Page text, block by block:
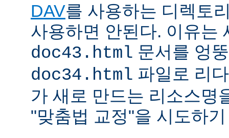
DAV를 사용하는 디렉토
사용하면 안된다. 이유는
doc43.html 문서를 엉
doc34.html 파일로 리
가 새로 만드는 리소스명
"맞춤법 교정"을 시도하